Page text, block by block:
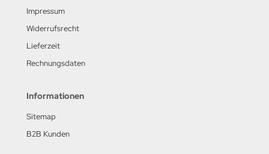
Impressum
Widerrufsrecht
Lieferzeit
Rechnungsdaten
Informationen
Sitemap
B2B Kunden